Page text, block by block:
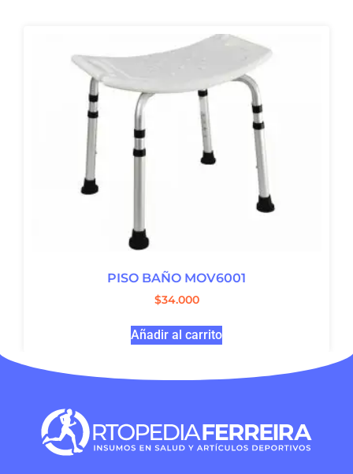
PISO BAÑO MOV6001
$34.000
Añadir al carrito